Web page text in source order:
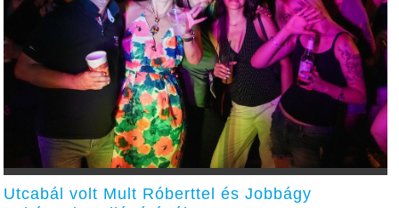
Utcabál volt Mult Róberttel és Jobbágy